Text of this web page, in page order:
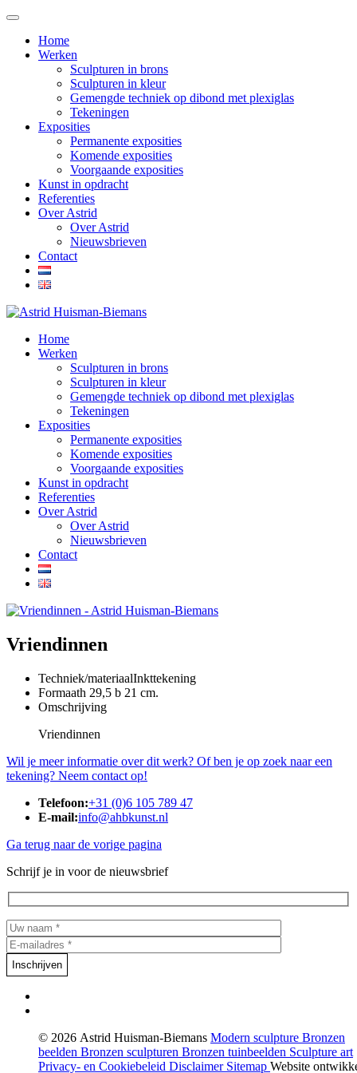
Home
Werken
Sculpturen in brons
Sculpturen in kleur
Gemengde techniek op dibond met plexiglas
Tekeningen
Exposities
Permanente exposities
Komende exposities
Voorgaande exposities
Kunst in opdracht
Referenties
Over Astrid
Over Astrid
Nieuwsbrieven
Contact
Home
Werken
Sculpturen in brons
Sculpturen in kleur
Gemengde techniek op dibond met plexiglas
Tekeningen
Exposities
Permanente exposities
Komende exposities
Voorgaande exposities
Kunst in opdracht
Referenties
Over Astrid
Over Astrid
Nieuwsbrieven
Contact
Vriendinnen
Techniek/materiaalInkttekening
Formaath 29,5 b 21 cm.
Omschrijving
Vriendinnen
Wil je meer informatie over dit werk? Of ben je op zoek naar een
tekening? Neem contact op!
Telefoon:+31 (0)6 105 789 47
E-mail:info@ahbkunst.nl
Ga terug naar de vorige pagina
Schrijf je in voor de nieuwsbrief
© 2026 Astrid Huisman-Biemans Modern sculpture Bronzen
beelden Bronzen sculpturen Bronzen tuinbeelden Sculpture art
Privacy- en Cookiebeleid Disclaimer Sitemap Website